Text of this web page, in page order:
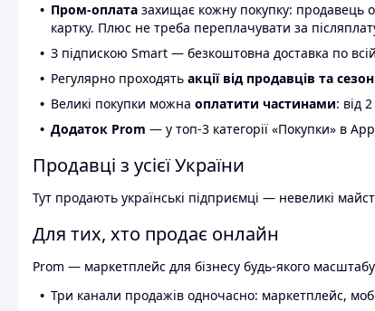
Пром-оплата захищає кожну покупку: продавець
картку. Плюс не треба переплачувати за
З підпискою Smart — безкоштовна доставка по
Регулярно проходять акції від продавців та
Великі покупки можна оплатити частинами: від
Додаток Prom — у топ-3 категорії «Покупки» в
Продавці з усієї України
Тут продають українські підприємці — невеликі
Для тих, хто продає онлайн
Prom — маркетплейс для бізнесу будь-якого
Три канали продажів одночасно: маркетплейс,